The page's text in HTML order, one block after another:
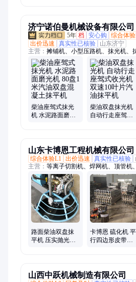
济宁诺伯曼机械设备有限公司
5年 档 安心购 综合体验
出价迅速
真实性已核验
山东济宁
主营： 摊铺机、小型压路机、抹光机、
控割草机、树枝粉碎机
柴油座驾式抹光
机 水泥路面磨光
柴油双盘抹光机
自动行走座驾式
山东卡博恩工程机械有限公司
综合体验L1
出价迅速 真实性已核验
主营： 等离子切割机、焊网机、顶管机
钢冷弯机、混凝土输送泵、智能压浆台
吸盘、滚筒夯、护栏打桩机、融雪撒布
换夹紧器、除雪滚刷、沙滩清洁机、手
打桩机、电动叉车、皮带取样机、破碎
雪机
路面柴油双盘抹
平机 压实抛光座
卡博恩 硫化机 平
行四边形皮带硫
山西中跃机械制造有限公司